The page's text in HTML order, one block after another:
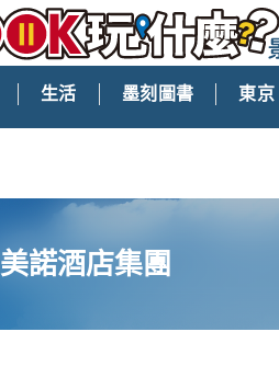
生活 墨刻圖書 東京
美諾酒店集團